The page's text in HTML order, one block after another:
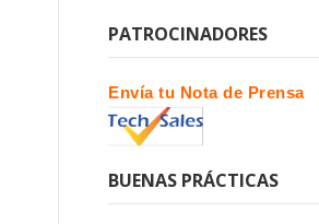
PATROCINADORES
Envía tu Nota de Prensa
BUENAS PRÁCTICAS